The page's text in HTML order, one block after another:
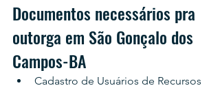
Documentos necessários pra
outorga em São Gonçalo dos
Campos-BA
Cadastro de Usuários de Recursos